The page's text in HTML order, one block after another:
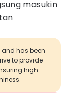
masukin
and has been
to provide
high